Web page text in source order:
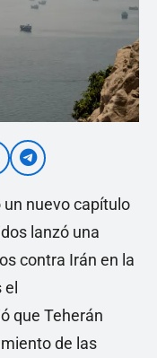
nuevo capítulo
lanzó una
contra Irán en la
que Teherán
de las